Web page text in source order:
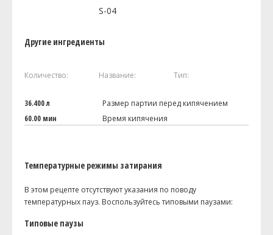
S-04
Другие ингредиенты
Количество: Название: Тип:
36.400 л
Размер партии перед кипячением
60.00 мин
Время кипячения
Температурные режимы затирания
В этом рецепте отсутствуют указания по поводу
температурных пауз. Воспользуйтесь типовыми паузами:
Типовые паузы